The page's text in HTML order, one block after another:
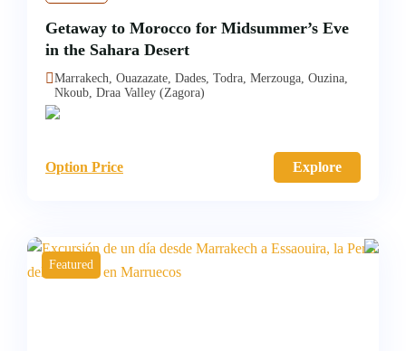
Getaway to Morocco for Midsummer’s Eve
in the Sahara Desert
Marrakech, Ouazazate, Dades, Todra, Merzouga, Ouzina,
Nkoub, Draa Valley (Zagora)
Option Price Explore
Featured